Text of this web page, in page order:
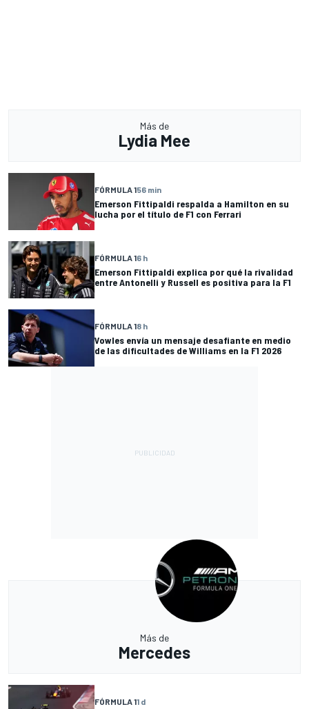
Más de
Lydia Mee
FÓRMULA 156 min
Emerson Fittipaldi respalda a Hamilton en su
lucha por el título de F1 con Ferrari
FÓRMULA 16 h
Emerson Fittipaldi explica por qué la rivalidad
entre Antonelli y Russell es positiva para la F1
FÓRMULA 18 h
Vowles envía un mensaje desafiante en medio
de las dificultades de Williams en la F1 2026
Más de
Mercedes
FÓRMULA 11 d